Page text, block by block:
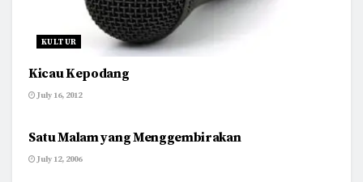
KULTUR
Kicau Kepodang
July 16, 2012
Satu Malam yang Menggembirakan
July 12, 2006